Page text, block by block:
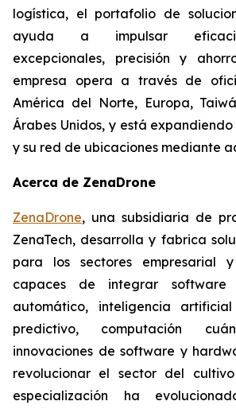
logística, el portafolio de
ayuda a impulsar
excepcionales, precisión y
empresa opera a través de
América del Norte, Europa,
Árabes Unidos, y está
y su red de ubicaciones mediante
Acerca de ZenaDrone
ZenaDrone, una subsidiaria de
ZenaTech, desarrolla y fabrica
para los sectores empresarial y
capaces de integrar software
automático, inteligencia
predictivo, computación
innovaciones de software y
revolucionar el sector del
especialización ha